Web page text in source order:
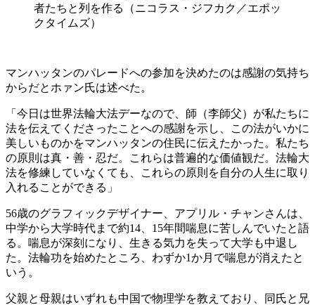
者たちと列を作る（ニコラス・ジフカク／エポッ
クタイムズ）
マンハッタンのパレードへの参加を決めたのは感謝の気持ち
からだとホァン氏は述べた。
「今日は世界法輪大法デーなので、師（李師父）が私たちに
法を伝えてくださったことへの感謝を示し、この法がいかに
美しいものかをマンハッタンの住民に伝えたかった。私たち
の原則は真・善・忍だ。これらは普遍的な価値観だ。法輪大
法を修練していなくても、これらの原則を自分の人生に取り
入れることができる」
56歳のグラフィックデザイナー、アプリル・チャンさんは、
中学から大学時代まで約14、15年間喘息に苦しんでいたと語
る。喘息が深刻になり、生きる気力を失って大学も中退し
た。法輪功を始めたところ、わずか1か月で喘息が消えたと
いう。
父親と母親はいずれも中国で物理学を教えており、同氏と兄